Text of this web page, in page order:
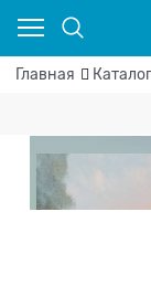
Главная Каталог